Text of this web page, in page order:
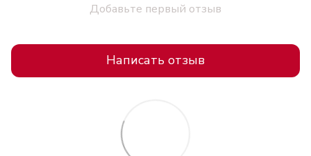
Добавьте первый отзыв
Написать отзыв